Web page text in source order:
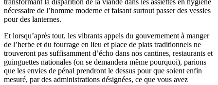
nécessaire de l’homme moderne et faisant surtout passer des vessies
pour des lanternes.
Et lorsqu’après tout, les vibrants appels du gouvernement à manger
de l’herbe et du fourrage en lieu et place de plats traditionnels ne
trouveront pas suffisamment d’écho dans nos cantines, restaurants et
guinguettes nationales (on se demandera même pourquoi), parions
que les envies de pénal prendront le dessus pour que soient enfin
mesuré, par des administrations désignées, ce que vous avez